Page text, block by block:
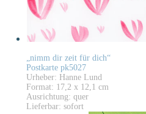
„nimm dir zeit für dich“
Postkarte pk5027
Urheber: Hanne Lund
Format: 17,2 x 12,1 cm
Ausrichtung: quer
Lieferbar: sofort